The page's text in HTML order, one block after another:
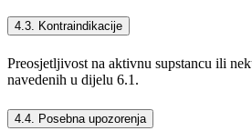
4.3. Kontraindikacije
Preosjetljivost na aktivnu supstancu ili
navedenih u dijelu 6.1.
4.4. Posebna upozorenja